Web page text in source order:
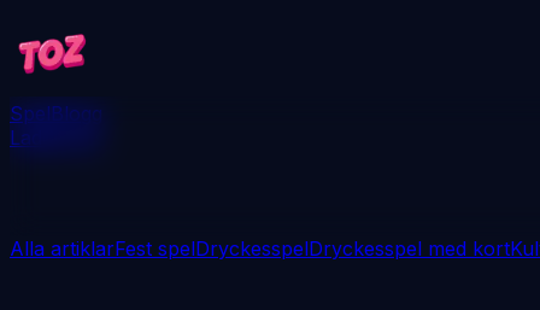
SpelBlogg
Ladda ner
Alla artiklarFest spelDryckesspelDryckesspel med kort